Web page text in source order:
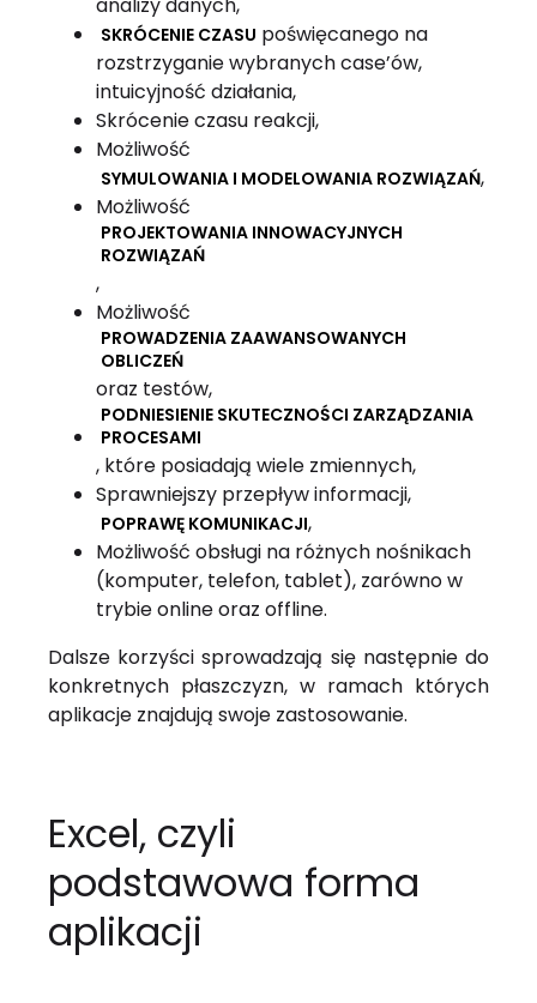
analizy danych,
SKRÓCENIE CZASU poświęcanego na
rozstrzyganie wybranych case’ów,
intuicyjność działania,
Skrócenie czasu reakcji,
Możliwość
SYMULOWANIA I MODELOWANIA ROZWIĄZAŃ,
Możliwość
PROJEKTOWANIA INNOWACYJNYCH
ROZWIĄZAŃ
,
Możliwość
PROWADZENIA ZAAWANSOWANYCH
OBLICZEŃ
oraz testów,
PODNIESIENIE SKUTECZNOŚCI ZARZĄDZANIA
PROCESAMI
, które posiadają wiele zmiennych,
Sprawniejszy przepływ informacji,
POPRAWĘ KOMUNIKACJI,
Możliwość obsługi na różnych nośnikach
(komputer, telefon, tablet), zarówno w
trybie online oraz offline.
Dalsze korzyści sprowadzają się następnie do
konkretnych płaszczyzn, w ramach których
aplikacje znajdują swoje zastosowanie.
Excel, czyli
podstawowa forma
aplikacji